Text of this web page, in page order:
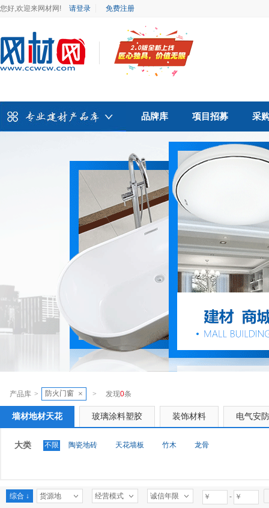
您好,欢迎来网材网! 请登录 免费注册
品牌库 项目招募 采
产品库 > 防火门窗 × > 发现0条
墙材地材天花 玻璃涂料塑胶 装饰材料 电气安
大类 不限 陶瓷地砖 天花墙板 竹木 龙骨
综合 ↓ 货源地 经营模式 诚信年限 -